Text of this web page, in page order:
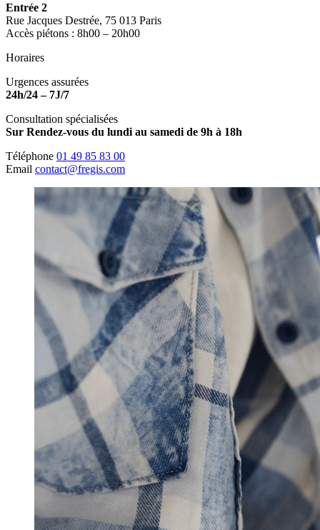
Entrée 2
Rue Jacques Destrée, 75 013 Paris
Accès piétons : 8h00 – 20h00
Horaires
Urgences assurées
24h/24 – 7J/7
Consultation spécialisées
Sur Rendez-vous du lundi au samedi de 9h à 18h
Téléphone 01 49 85 83 00
Email contact@fregis.com